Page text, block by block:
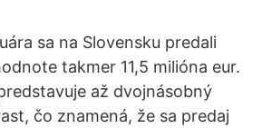
sa na Slovensku predali
takmer 11,5 milióna eur.
až dvojnásobný
čo znamená, že sa predaj